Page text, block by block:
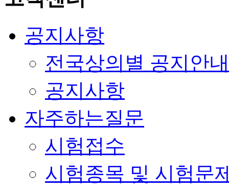
공지사항
전국상의별 공지안내
공지사항
자주하는질문
시험접수
시험종목 및 시험문